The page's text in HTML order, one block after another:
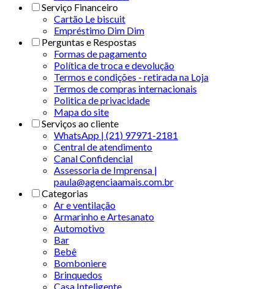
Serviço Financeiro
Cartão Le biscuit
Empréstimo Dim Dim
Perguntas e Respostas
Formas de pagamento
Política de troca e devolução
Termos e condições - retirada na Loja
Termos de compras internacionais
Politica de privacidade
Mapa do site
Serviços ao cliente
WhatsApp | (21) 97971-2181
Central de atendimento
Canal Confidencial
Assessoria de Imprensa |
paula@agenciaamais.com.br
Categorias
Ar e ventilação
Armarinho e Artesanato
Automotivo
Bar
Bebê
Bomboniere
Brinquedos
Casa Inteligente